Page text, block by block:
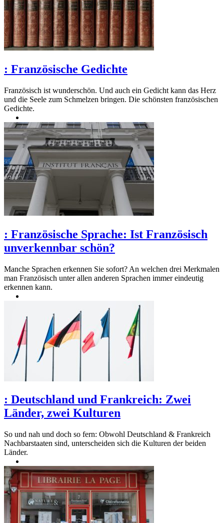
: Französische Gedichte
Französisch ist wunderschön. Und auch ein Gedicht kann das Herz
und die Seele zum Schmelzen bringen. Die schönsten französischen
Gedichte.
: Französische Sprache: Ist Französisch
unverkennbar schön?
Manche Sprachen erkennen Sie sofort? An welchen drei Merkmalen
man Französisch unter allen anderen Sprachen immer eindeutig
erkennen kann.
: Deutschland und Frankreich: Zwei
Länder, zwei Kulturen
So und nah und doch so fern: Obwohl Deutschland & Frankreich
Nachbarstaaten sind, unterscheiden sich die Kulturen der beiden
Länder.